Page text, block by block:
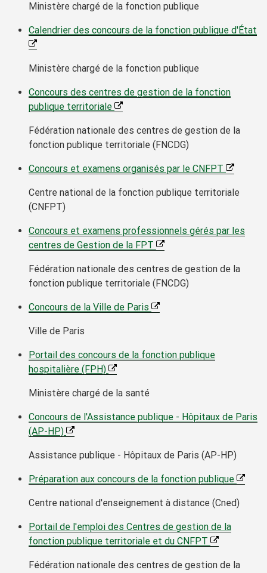
Ministère chargé de la fonction publique
Calendrier des concours de la fonction publique d'État
Ministère chargé de la fonction publique
Concours des centres de gestion de la fonction
publique territoriale
Fédération nationale des centres de gestion de la
fonction publique territoriale (FNCDG)
Concours et examens organisés par le CNFPT
Centre national de la fonction publique territoriale
(CNFPT)
Concours et examens professionnels gérés par les
centres de Gestion de la FPT
Fédération nationale des centres de gestion de la
fonction publique territoriale (FNCDG)
Concours de la Ville de Paris
Ville de Paris
Portail des concours de la fonction publique
hospitalière (FPH)
Ministère chargé de la santé
Concours de l'Assistance publique - Hôpitaux de Paris
(AP-HP)
Assistance publique - Hôpitaux de Paris (AP-HP)
Préparation aux concours de la fonction publique
Centre national d'enseignement à distance (Cned)
Portail de l'emploi des Centres de gestion de la
fonction publique territoriale et du CNFPT
Fédération nationale des centres de gestion de la